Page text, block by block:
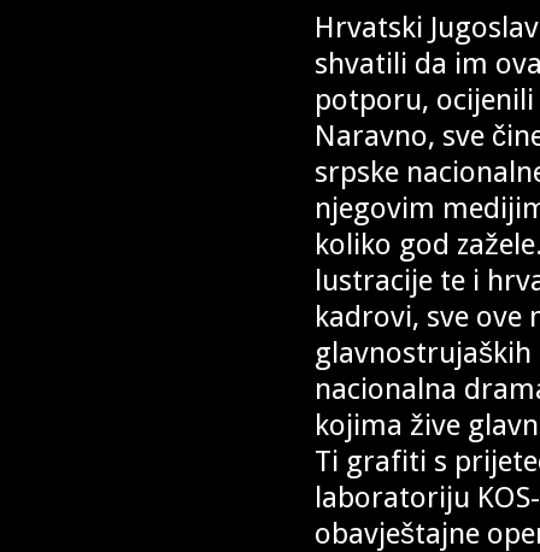
Hrvatski
shvatili da im
potporu,
Naravno, sve
srpske
njegovim
koliko god
lustracije te i
kadrovi, sve
glavnostrujaških
nacionalna
kojima žive
Ti grafiti s
laboratoriju
obavještajne